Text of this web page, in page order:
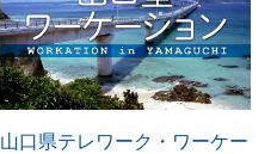
山口県テレワーク・ワーケー